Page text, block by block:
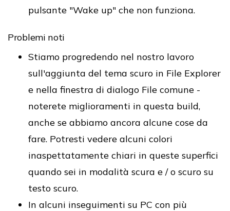
pulsante "Wake up" che non funziona.
Problemi noti
Stiamo progredendo nel nostro lavoro
sull'aggiunta del tema scuro in File Explorer
e nella finestra di dialogo File comune -
noterete miglioramenti in questa build,
anche se abbiamo ancora alcune cose da
fare. Potresti vedere alcuni colori
inaspettatamente chiari in queste superfici
quando sei in modalità scura e / o scuro su
testo scuro.
In alcuni inseguimenti su PC con più